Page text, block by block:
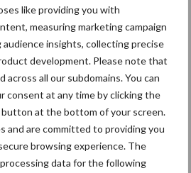
like providing you with
measuring marketing campaign
insights, collecting precise
development. Please note that
across all our subdomains. You can
consent at any time by clicking the
button at the bottom of your screen.
and are committed to providing you
browsing experience. The
data for the following
uitdaging. De landbouwsector staat
kosten voor energie, investeringen en
is het daarom essentieel dat
realiteit in balans blijven.
jou! mestbeleid